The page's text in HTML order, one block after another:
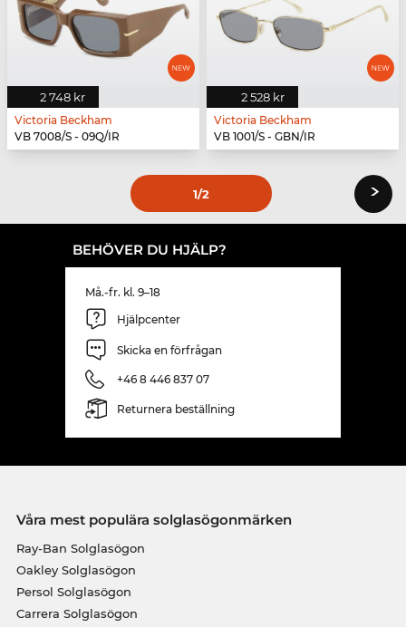
2 748 kr
Victoria Beckham
VB 7008/S - 09Q/IR
2 528 kr
Victoria Beckham
VB 1001/S - GBN/IR
1/2 ›
BEHÖVER DU HJÄLP?
Må.-fr. kl. 9–18
Hjälpcenter
Skicka en förfrågan
+46 8 446 837 07
Returnera beställning
Våra mest populära solglasögonmärken
Ray-Ban Solglasögon
Oakley Solglasögon
Persol Solglasögon
Carrera Solglasögon